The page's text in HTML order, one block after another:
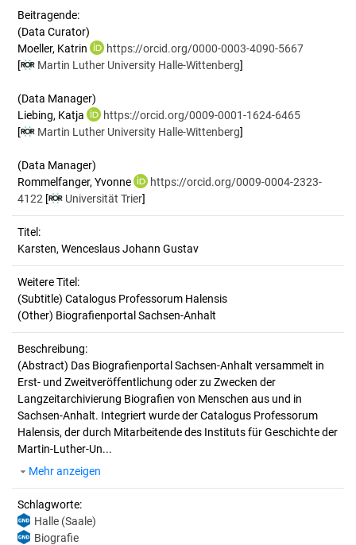
Beitragende:
(Data Curator)
Moeller, Katrin
https://orcid.org/0000-0003-4090-5667
[
Martin Luther University Halle-Wittenberg]
(Data Manager)
Liebing, Katja
https://orcid.org/0009-0001-1624-6465
[
Martin Luther University Halle-Wittenberg]
(Data Manager)
Rommelfanger, Yvonne
https://orcid.org/0009-0004-2323-
4122 [ Universität Trier]
Titel:
Karsten, Wenceslaus Johann Gustav
Weitere Titel:
(Subtitle) Catalogus Professorum Halensis
(Other) Biografienportal Sachsen-Anhalt
Beschreibung:
(Abstract) Das Biografienportal Sachsen-Anhalt versammelt in
Erst- und Zweitveröffentlichung oder zu Zwecken der
Langzeitarchivierung Biografien von Menschen aus und in
Sachsen-Anhalt. Integriert wurde der Catalogus Professorum
Halensis, der durch Mitarbeitende des Instituts für Geschichte der
Martin-Luther-Un...
Mehr anzeigen
Schlagworte:
Halle (Saale)
Biografie